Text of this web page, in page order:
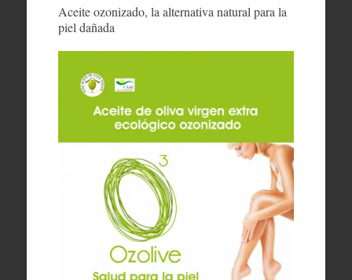
Aceite ozonizado, la alternativa natural para la
piel dañada